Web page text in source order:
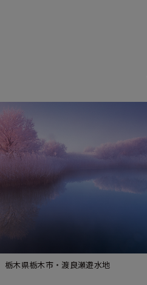
栃木県栃木市・渡良瀬遊水地